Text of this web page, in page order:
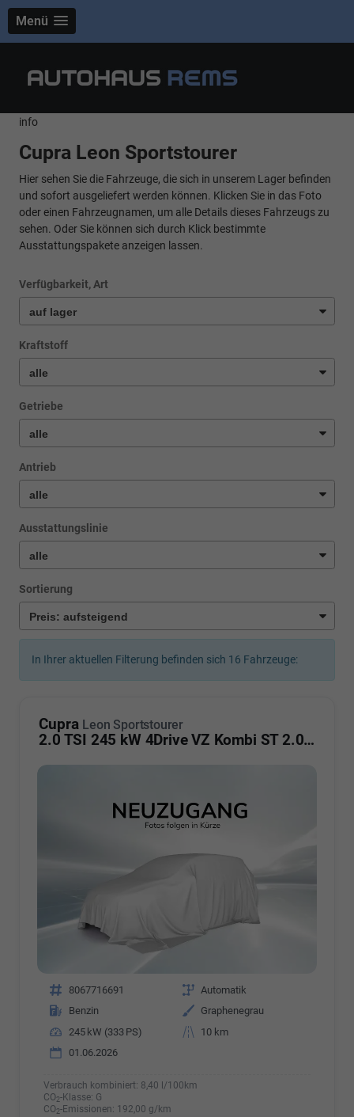
Menü
info
Cupra Leon Sportstourer
Hier sehen Sie die Fahrzeuge, die sich in unserem Lager befinden
und sofort ausgeliefert werden können. Klicken Sie in das Foto
oder einen Fahrzeugnamen, um alle Details dieses Fahrzeugs zu
sehen. Oder Sie können sich durch Klick bestimmte
Ausstattungspakete anzeigen lassen.
Verfügbarkeit, Art
Kraftstoff
Getriebe
Antrieb
Ausstattungslinie
Sortierung
In Ihrer aktuellen Filterung befinden sich 16 Fahrzeuge:
Cupra Leon Sportstourer
2.0 TSI 245 kW 4Drive VZ Kombi ST 2.0TSI AHK ACC
Fahrzeugnr. 8067716691 Getriebe Automatik
Kraftstoff
Benzin Außenfarbe
Graphenegrau
Leistung
245 kW (333 PS) Kilometerstand
10 km
01.06.2026
Verbrauch kombiniert: 8,40 l/100km
CO2-Klasse: G
CO2-Emissionen: 192,00 g/km